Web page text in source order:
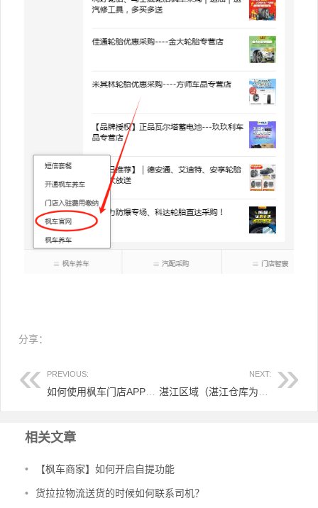
分享：
PREVIOUS: NEXT:
文章导航
相关文章
• 【枫车商家】如何开启自提功能
• 货拉拉物流送货的时候如何联系司机？